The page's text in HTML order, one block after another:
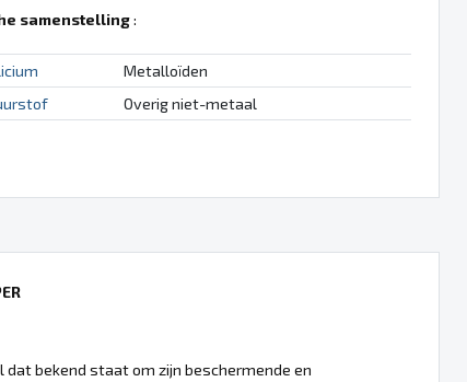
samenstelling:
Metalloïden
Overig niet-metaal
dat bekend staat om zijn beschermende en